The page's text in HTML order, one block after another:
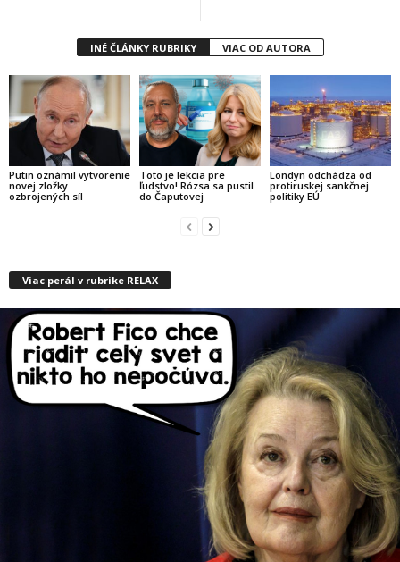
INÉ ČLÁNKY RUBRIKY VIAC OD AUTORA
Putin oznámil vytvorenie
novej zložky
ozbrojených síl
Toto je lekcia pre
ľudstvo! Rózsa sa pustil
do Čaputovej
Londýn odchádza od
protiruskej sankčnej
politiky EÚ
Viac perál v rubrike RELAX